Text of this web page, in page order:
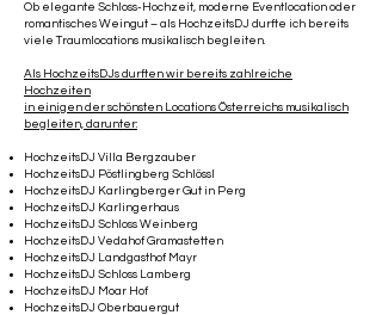
Ob elegante Schloss-Hochzeit, moderne Eventlocation oder
romantisches Weingut – als HochzeitsDJ durfte ich bereits
viele Traumlocations musikalisch begleiten.
Als HochzeitsDJs durften wir bereits zahlreiche
Hochzeiten
in einigen der schönsten Locations Österreichs musikalisch
begleiten, darunter:
HochzeitsDJ Villa Bergzauber
HochzeitsDJ Pöstlingberg Schlössl
HochzeitsDJ Karlingberger Gut in Perg
HochzeitsDJ Karlingerhaus
HochzeitsDJ Schloss Weinberg
HochzeitsDJ Vedahof Gramastetten
HochzeitsDJ Landgasthof Mayr
HochzeitsDJ Schloss Lamberg
HochzeitsDJ Moar Hof
HochzeitsDJ Oberbauergut